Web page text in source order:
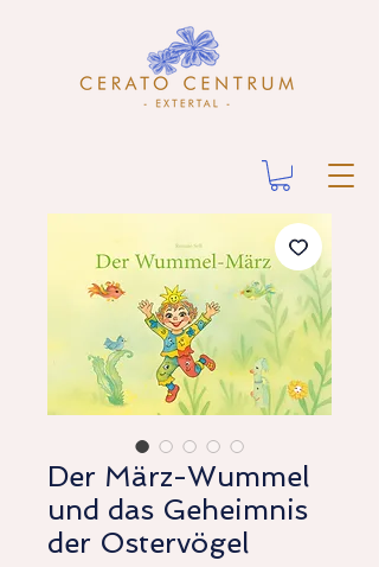
Der März-Wummel
und das Geheimnis
der Ostervögel